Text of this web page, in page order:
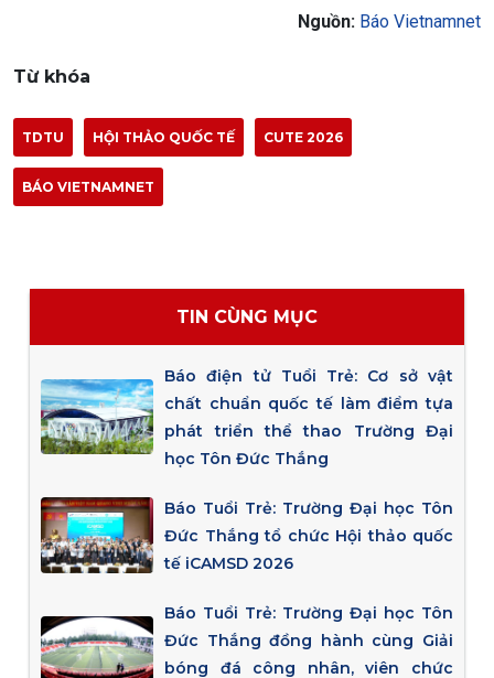
Nguồn: Báo Vietnamnet
Từ khóa
TDTU HỘI THẢO QUỐC TẾ CUTE 2026
BÁO VIETNAMNET
TIN CÙNG MỤC
Báo điện tử Tuổi Trẻ: Cơ sở vật
chất chuẩn quốc tế làm điểm tựa
phát triển thể thao Trường Đại
học Tôn Đức Thắng
Báo Tuổi Trẻ: Trường Đại học Tôn
Đức Thắng tổ chức Hội thảo quốc
tế iCAMSD 2026
Báo Tuổi Trẻ: Trường Đại học Tôn
Đức Thắng đồng hành cùng Giải
bóng đá công nhân, viên chức